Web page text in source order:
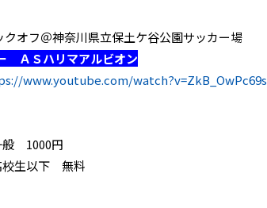
クオフ＠神奈川県立保土ケ谷公園サッカー場
ＡＳハリマアルビオン
www.youtube.com/watch?v=ZkB_OwPc69s
般 1000円
無料